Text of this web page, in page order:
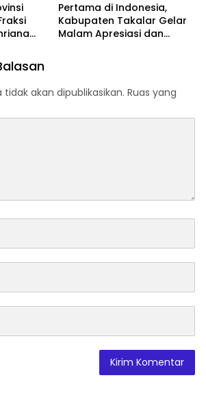
2026
Pertama di Indonesia,
Kabupaten Takalar Gelar
Malam Apresiasi dan
Berprestasi
akan dipublikasikan. Ruas yang